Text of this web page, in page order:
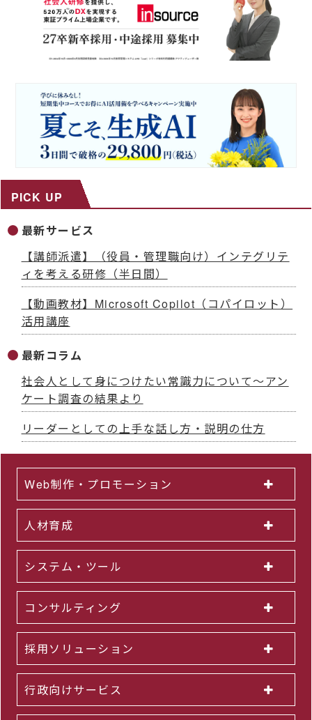
PICK UP
最新サービス
【講師派遣】（役員・管理職向け）インテグリテ
ィを考える研修（半日間）
【動画教材】Microsoft Copilot（コパイロット）
活用講座
最新コラム
社会人として身につけたい常識力について～アン
ケート調査の結果より
リーダーとしての上手な話し方・説明の仕方
Web制作・プロモーション
人材育成
システム・ツール
コンサルティング
採用ソリューション
行政向けサービス